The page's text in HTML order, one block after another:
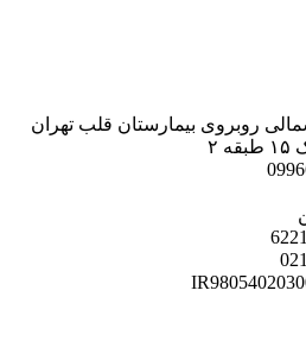
روبروی بیمارستان قلب تهران